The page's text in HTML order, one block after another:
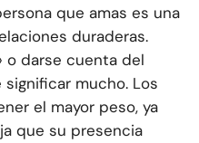
que amas es una
duraderas.
o darse cuenta del
mucho. Los
el mayor peso, ya
que su presencia